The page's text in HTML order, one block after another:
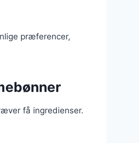
præferencer,
få ingredienser.